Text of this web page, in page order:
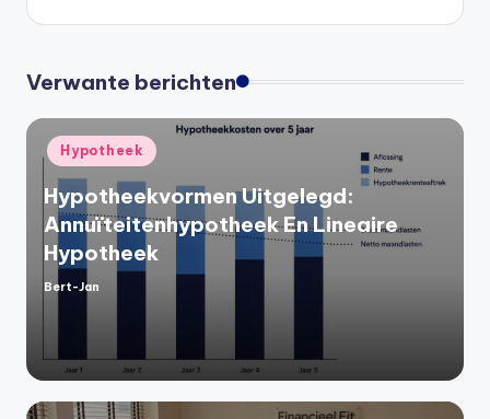
Verwante berichten
Geplaatst
in
Hypotheek
Hypotheekvormen Uitgelegd:
Annuïteitenhypotheek En Lineaire
Hypotheek
Geplaatst
Bert-Jan